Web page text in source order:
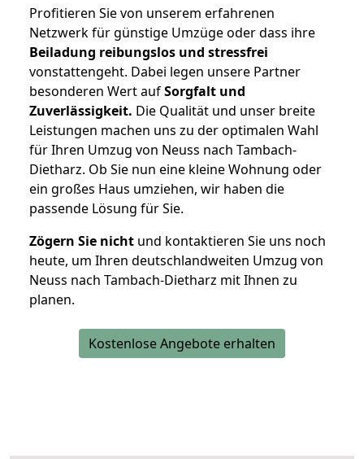
Profitieren Sie von unserem erfahrenen
Netzwerk für günstige Umzüge oder dass ihre
Beiladung reibungslos und stressfrei
vonstattengeht. Dabei legen unsere Partner
besonderen Wert aufSorgfalt und
Zuverlässigkeit. Die Qualität und unser breite
Leistungen machen uns zu der optimalen Wahl
für Ihren Umzug von Neuss nach Tambach-
Dietharz. Ob Sie nun eine kleine Wohnung oder
ein großes Haus umziehen, wir haben die
passende Lösung für Sie.
Zögern Sie nicht und kontaktieren Sie uns noch
heute, um Ihren deutschlandweiten Umzug von
Neuss nach Tambach-Dietharz mit Ihnen zu
planen.
Kostenlose Angebote erhalten